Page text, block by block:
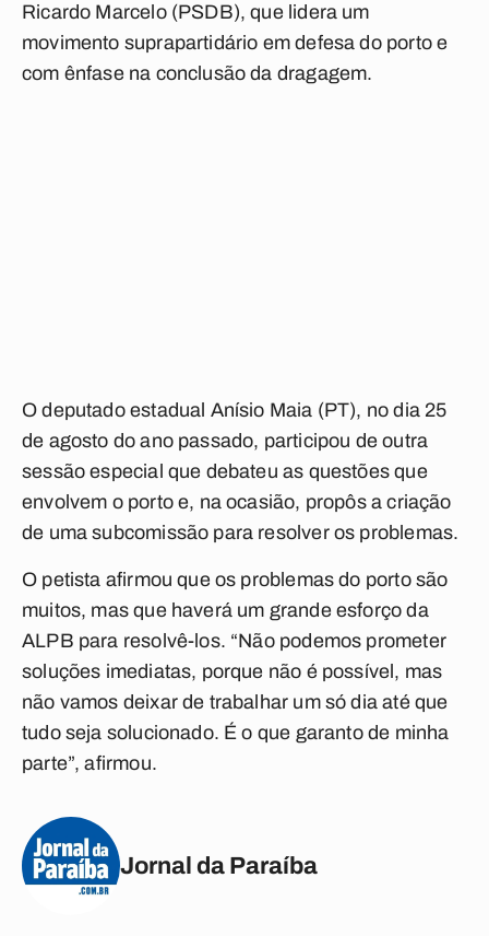
Ricardo Marcelo (PSDB), que lidera um
movimento suprapartidário em defesa do porto e
com ênfase na conclusão da dragagem.
O deputado estadual Anísio Maia (PT), no dia 25
de agosto do ano passado, participou de outra
sessão especial que debateu as questões que
envolvem o porto e, na ocasião, propôs a criação
de uma subcomissão para resolver os problemas.
O petista afirmou que os problemas do porto são
muitos, mas que haverá um grande esforço da
ALPB para resolvê-los. “Não podemos prometer
soluções imediatas, porque não é possível, mas
não vamos deixar de trabalhar um só dia até que
tudo seja solucionado. É o que garanto de minha
parte”, afirmou.
Jornal da Paraíba